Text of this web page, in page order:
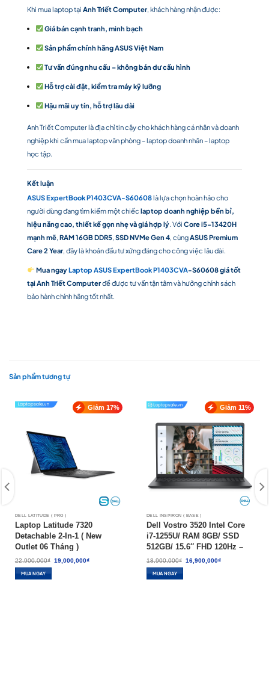
Khi mua laptop tại Anh Triết Computer, khách hàng nhận được:
Giá bán cạnh tranh, minh bạch
Sản phẩm chính hãng ASUS Việt Nam
Tư vấn đúng nhu cầu – không bán dư cấu hình
Hỗ trợ cài đặt, kiểm tra máy kỹ lưỡng
Hậu mãi uy tín, hỗ trợ lâu dài
Anh Triết Computer là địa chỉ tin cậy cho khách hàng cá nhân và doanh
nghiệp khi cần mua laptop văn phòng – laptop doanh nhân – laptop
học tập.
Kết luận
ASUS ExpertBook P1403CVA-S60608là lựa chọn hoàn hảo cho
người dùng đang tìm kiếm một chiếc laptop doanh nghiệp bền bỉ,
hiệu năng cao, thiết kế gọn nhẹ và giá hợp lý. Với Core i5-13420H
mạnh mẽ, RAM 16GB DDR5, SSD NVMe Gen 4, cùngASUS Premium
Care 2 Year, đây là khoản đầu tư xứng đáng cho công việc lâu dài.
Mua ngayLaptop ASUS ExpertBook P1403CVA-S60608 giá tốt
tại Anh Triết Computerđể được tư vấn tận tâm và hưởng chính sách
bảo hành chính hãng tốt nhất.
Sản phẩm tương tự
Giảm 17%
DELL LATITUDE ( PRO )
Laptop Latitude 7320
Detachable 2-In-1 ( New
Outlet 06 Tháng )
22,900,000₫ Giá
gốc
19,000,000₫Giá
MUA NGAY
Giảm 11%
DELL INSPIRON ( BASE )
Dell Vostro 3520 Intel Core
i7-1255U/ RAM 8GB/ SSD
512GB/ 15.6″ FHD 120Hz –
NEW 100%
18,900,000₫ Giá
gốc
16,900,000₫Giá
MUA NGAY